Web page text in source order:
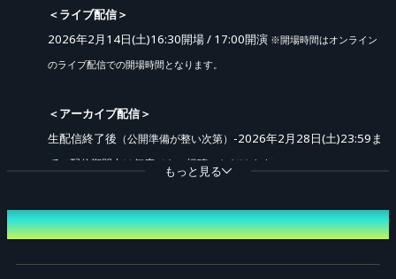
先行販売 (抽選)
＜ライブ配信＞
2026年2月14日(土)16:30開場 / 17:00開演 ※開場時間はオンライン
のライブ配信での開場時間となります。
＜アーカイブ配信＞
生配信終了後 （公開準備が整い次第） -2026年2月28日(土)23:59ま
で （配信期間中は何度でもご視聴いただけます）
■オンライン配信チケット
＜販売期間＞
2026年2月6日(金)20:00-2026年2月28日(土)21:00まで
もっと見る
開催日時